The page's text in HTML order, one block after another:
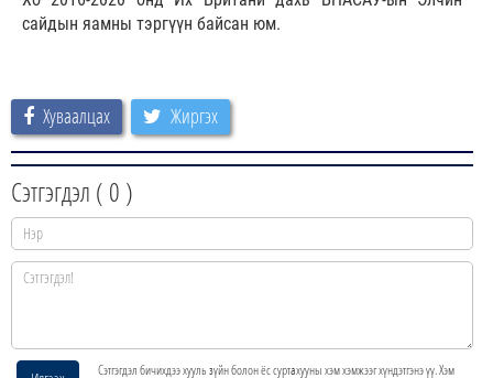
сайдын яамны тэргүүн байсан юм.
Хуваалцах Жиргэх
Сэтгэгдэл ( 0 )
Сэтгэгдэл бичихдээ хууль зүйн болон ёс суртахууны хэм хэмжээг хүндэтгэнэ үү. Хэм